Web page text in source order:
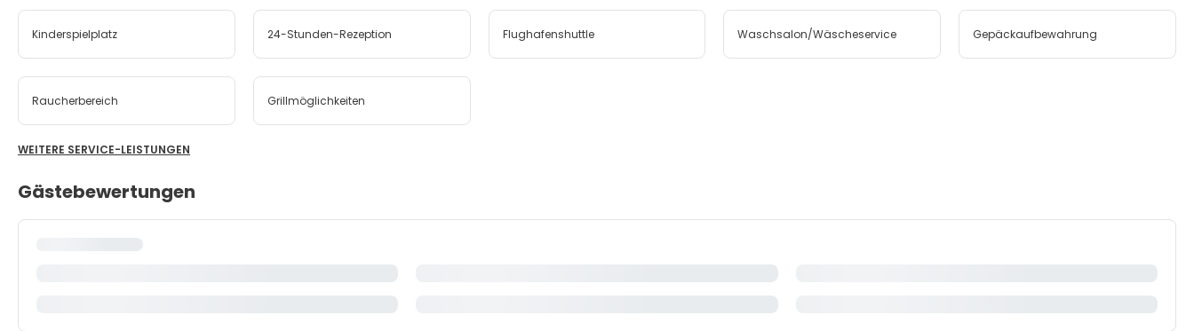
Kinderspielplatz 24-Stunden-Rezeption Flughafenshuttle Waschsalon/Wäscheservice Gepäckaufbewahrung
Raucherbereich Grillmöglichkeiten
WEITERE SERVICE-LEISTUNGEN
Gästebewertungen